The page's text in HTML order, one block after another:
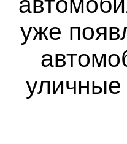
уже
уличные